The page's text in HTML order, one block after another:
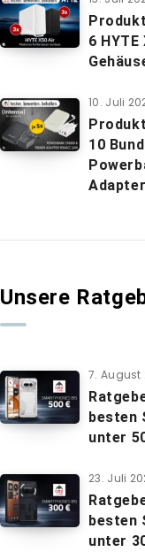
6
10. Juli
10
Unsere
7. August
besten
unter
23. Juli
besten
unter